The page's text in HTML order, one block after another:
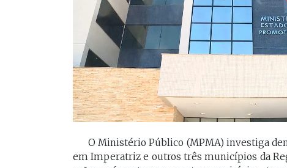
O Ministério Público (MPMA) investiga
em Imperatriz e outros três municípios da
porque nós temos
mais convergências do
divergências, somos da
geração.
FELIPE CAMARÃO
Procurador federal de
carreira e professor da
Procon/MA e atuou como
secretários da Segep,
Secma, Segov e Seduc. É
Vossa Excelência
fora."
maranhense
de 2007.
diretor da
Maranhão
biênio 2017/